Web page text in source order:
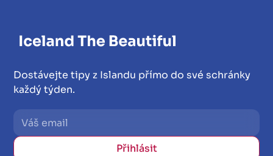
Dostávejte tipy z Islandu přímo do své schránky
každý týden.